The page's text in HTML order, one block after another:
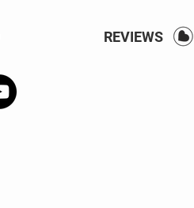
REVIEWS